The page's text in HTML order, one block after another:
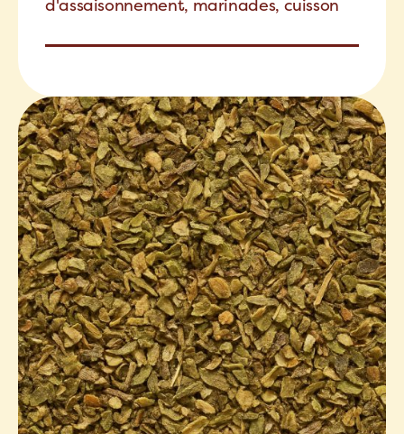
d'assaisonnement, marinades, cuisson